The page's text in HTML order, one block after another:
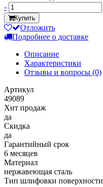
-
Купить
Отложить
Подробнее о доставке
Описание
Характеристики
Отзывы и вопросы (0)
Артикул
49089
Хит продаж
да
Скидка
да
Гарантийный срок
6 месяцев
Материал
нержавеющая сталь
Тип шлифовки поверхности